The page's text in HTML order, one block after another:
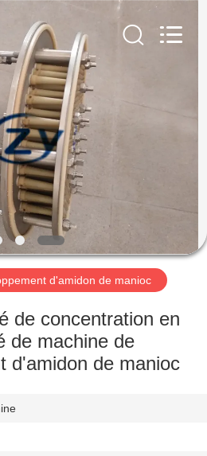
d'amidon de manioc
de concentration en
de machine de
d'amidon de manioc